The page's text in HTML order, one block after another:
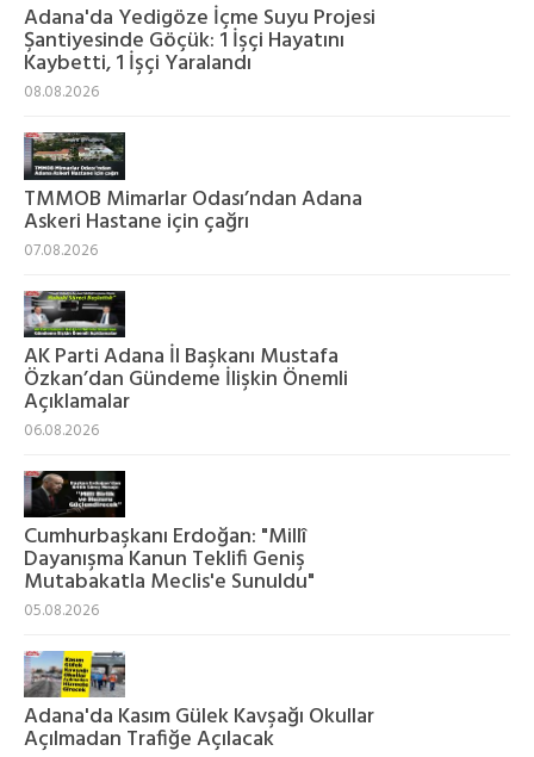
Adana'da Yedigöze İçme Suyu Projesi
Şantiyesinde Göçük: 1 İşçi Hayatını
Kaybetti, 1 İşçi Yaralandı
08.08.2026
TMMOB Mimarlar Odası’ndan Adana
Askeri Hastane için çağrı
07.08.2026
AK Parti Adana İl Başkanı Mustafa
Özkan’dan Gündeme İlişkin Önemli
Açıklamalar
06.08.2026
Cumhurbaşkanı Erdoğan: "Millî
Dayanışma Kanun Teklifi Geniş
Mutabakatla Meclis'e Sunuldu"
05.08.2026
Adana'da Kasım Gülek Kavşağı Okullar
Açılmadan Trafiğe Açılacak